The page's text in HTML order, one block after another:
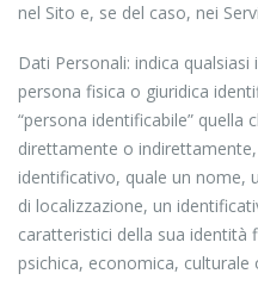
nel Sito e, se del caso, nei
Dati Personali: indica
persona fisica o giuridica
“persona identificabile” quella
direttamente o
identificativo, quale un nome,
di localizzazione, un
caratteristici della sua identità
psichica, economica, culturale